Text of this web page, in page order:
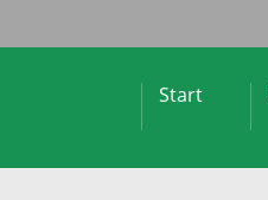
Start